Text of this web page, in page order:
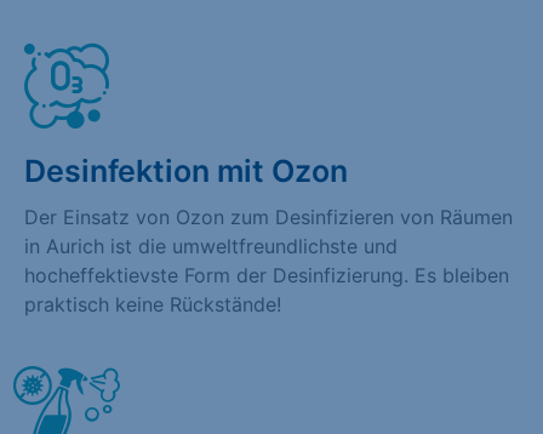
Desinfektion mit Ozon
Der Einsatz von Ozon zum Desinfizieren von Räumen
in Aurich ist die umweltfreundlichste und
hocheffektievste Form der Desinfizierung. Es bleiben
praktisch keine Rückstände!